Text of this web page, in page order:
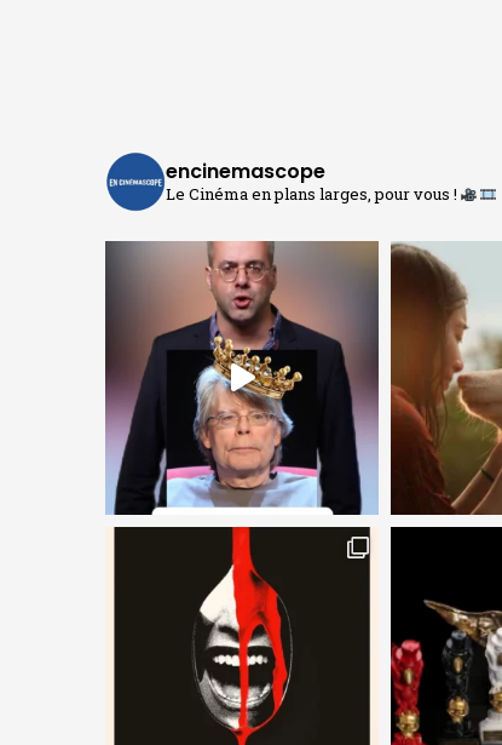
encinemascope
Le Cinéma en plans larges, pour vous !